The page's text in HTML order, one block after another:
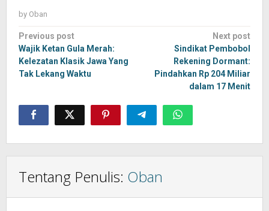
by Oban
Post
navigation
Previous post
Wajik Ketan Gula Merah:
Kelezatan Klasik Jawa Yang
Tak Lekang Waktu
Next post
Sindikat Pembobol
Rekening Dormant:
Pindahkan Rp 204 Miliar
dalam 17 Menit
Tentang Penulis: Oban